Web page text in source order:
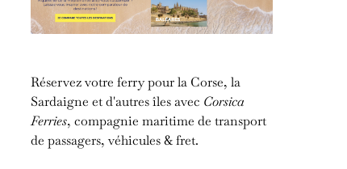
Réservez votre ferry pour la Corse, la
Sardaigne et d'autres îles avec Corsica
Ferries, compagnie maritime de transport
de passagers, véhicules & fret.